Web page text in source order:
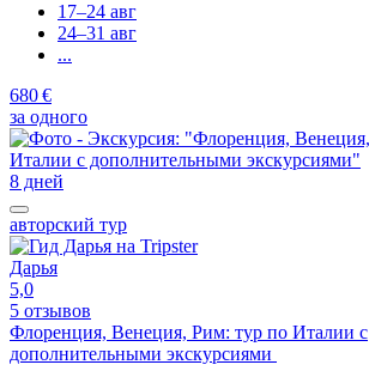
17–24 авг
24–31 авг
...
680 €
за одного
8 дней
авторский тур
Дарья
5,0
5 отзывов
Флоренция, Венеция, Рим: тур по Италии с
дополнительными экскурсиями